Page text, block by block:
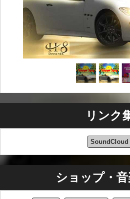
リンク
SoundCloud
ショップ・